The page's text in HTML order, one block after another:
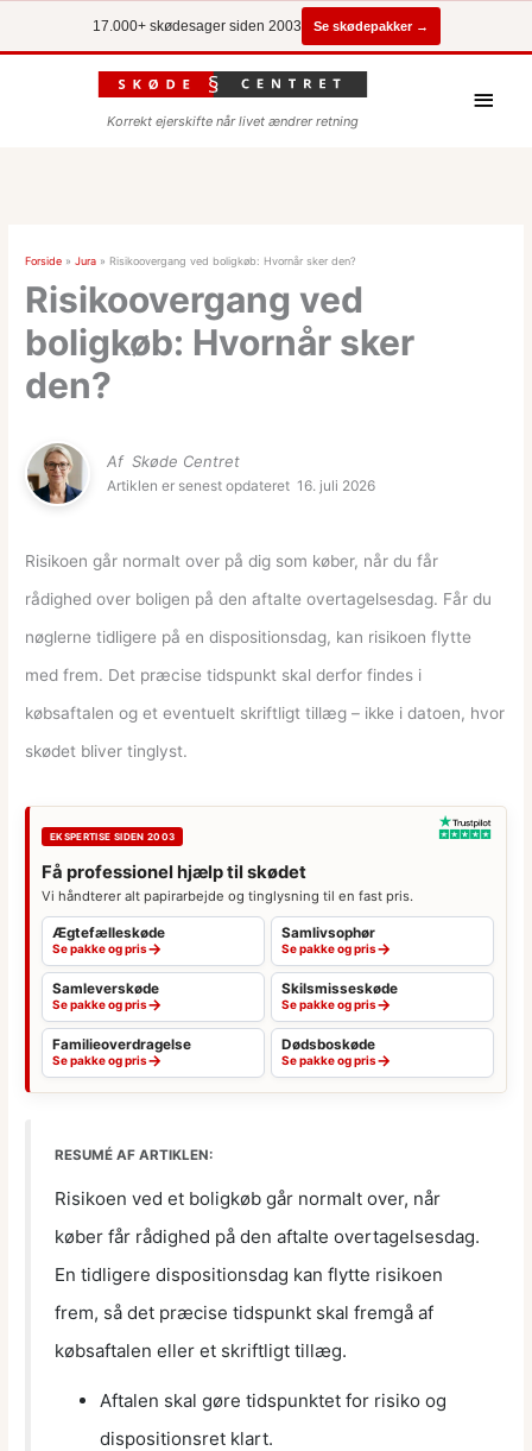
17.000+ skødesager siden 2003 Se skødepakker →
Korrekt ejerskifte når livet ændrer retning
Forside »Jura » Risikoovergang ved boligkøb: Hvornår sker den?
Risikoovergang ved
boligkøb: Hvornår sker
den?
Af Skøde Centret
Artiklen er senest opdateret 16. juli 2026
Risikoen går normalt over på dig som køber, når du får
rådighed over boligen på den aftalte overtagelsesdag. Får du
nøglerne tidligere på en dispositionsdag, kan risikoen flytte
med frem. Det præcise tidspunkt skal derfor findes i
købsaftalen og et eventuelt skriftligt tillæg – ikke i datoen, hvor
skødet bliver tinglyst.
EKSPERTISE SIDEN 2003
Få professionel hjælp til skødet
Vi håndterer alt papirarbejde og tinglysning til en fast pris.
Ægtefælleskøde
Se pakke og pris→
Samlivsophør
Se pakke og pris→
Samleverskøde
Se pakke og pris→
Skilsmisseskøde
Se pakke og pris→
Familieoverdragelse
Se pakke og pris→
Dødsboskøde
Se pakke og pris→
RESUMÉ AF ARTIKLEN:
Risikoen ved et boligkøb går normalt over, når
køber får rådighed på den aftalte overtagelsesdag.
En tidligere dispositionsdag kan flytte risikoen
frem, så det præcise tidspunkt skal fremgå af
købsaftalen eller et skriftligt tillæg.
Aftalen skal gøre tidspunktet for risiko og
dispositionsret klart.